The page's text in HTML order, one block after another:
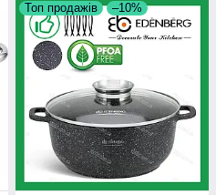
Топ продажів –10%